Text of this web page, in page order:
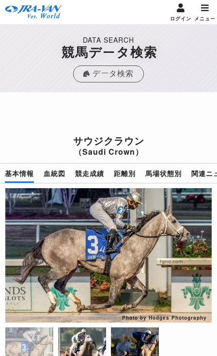
ログイン メニュー
DATA SEARCH
競馬データ検索
データ検索
サウジクラウン
（Saudi Crown）
基本情報 血統図 競走成績 距離別 馬場状態別 関連ニ
Photo by Hodges Photography